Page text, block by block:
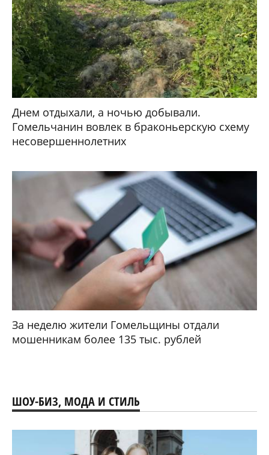
Днем отдыхали, а ночью добывали.
Гомельчанин вовлек в браконьерскую схему
несовершеннолетних
За неделю жители Гомельщины отдали
мошенникам более 135 тыс. рублей
ШОУ-БИЗ, МОДА И СТИЛЬ